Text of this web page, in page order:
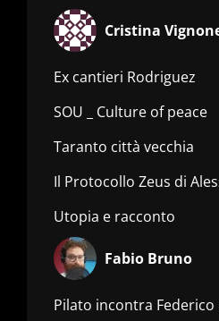
Cristina
Ex cantieri Rodriguez
SOU _ Culture of peace
Taranto città vecchia
Il Protocollo Zeus di
Utopia e racconto
Fabio Bruno
Pilato incontra Federico